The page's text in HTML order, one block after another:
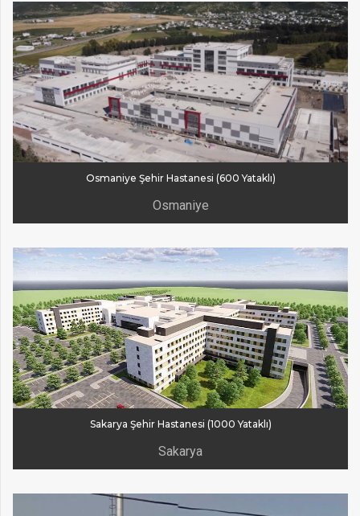
Osmaniye Şehir Hastanesi (600 Yataklı)
Osmaniye
Sakarya Şehir Hastanesi (1000 Yataklı)
Sakarya